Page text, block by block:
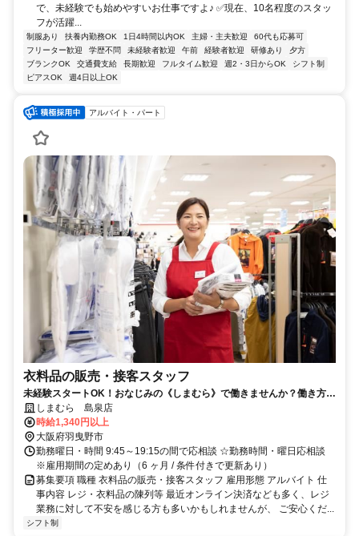
で、未経験でも始めやすいお仕事ですよ♪ ✅現在、10名程度のスタッ
フが活躍...
制服あり 扶養内勤務OK 1日4時間以内OK 主婦・主夫歓迎
60代も応募可
フリーター歓迎
学歴不問 未経験者歓迎 午前 経験者歓迎 研修あり
夕方
ブランクOK
交通費支給 長期歓迎 フルタイム歓迎 週2・3日からOK
シフト制
ピアスOK
週4日以上OK
アルバイト・パート
衣料品の販売・接客スタッフ
未経験スタートOK！おなじみの《しまむら》で働きませんか？働き方は
お気軽にご相談ください◎
しまむら 島泉店
時給1,340円以上
大阪府羽曳野市
勤務曜日・時間 9:45～19:15の間で応相談 ☆勤務時間・曜日応相談
※雇用期間の定めあり（6 ヶ月 / 条件付きで更新あり）
募集要項 職種 衣料品の販売・接客スタッフ 雇用形態 アルバイト 仕
事内容 レジ・衣料品の陳列等 最近オンライン決済なども多く、レジ
業務に対して不安を感じる方も多いかもしれませんが、 ご安心くだ...
シフト制